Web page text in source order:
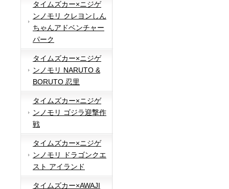
タイムズカー×ニジゲ
ンノモリ クレヨンしん
ちゃんアドベンチャー
パーク
タイムズカー×ニジゲ
ンノモリ NARUTO &
BORUTO 忍里
タイムズカー×ニジゲ
ンノモリ ゴジラ迎撃作
戦
タイムズカー×ニジゲ
ンノモリ ドラゴンクエ
スト アイランド
タイムズカー×AWAJI